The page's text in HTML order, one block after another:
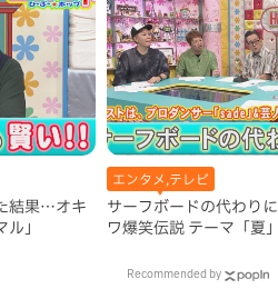
結果…オキ
」
エンタメ,テレビ
サーフボードの代わり
ワ爆笑伝説 テーマ「夏
Recommended by